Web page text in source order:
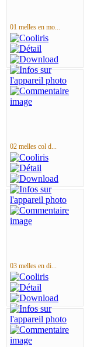
01 melles en mo...
02 melles col d...
03 melles en di...